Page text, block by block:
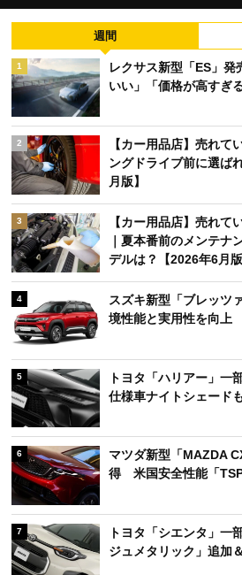
週間
1
レクサス新型「ES」発
いい」「価格が高すぎ
2
【カー用品店】売れて
ングドライブ前に選ば
月版】
3
【カー用品店】売れて
｜夏本番前のメンテナ
デルは？【2026年6月版
4
スズキ新型「ブレッ
境性能と実用性を向上
5
トヨタ「ハリアー」
仕様車ナイトシェード
6
マツダ新型「MAZDA
得 米国安全性能「
7
トヨタ「シエンタ」
ジュメタリック」追加